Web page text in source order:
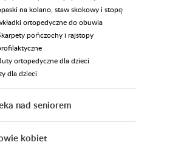
na kolano, staw skokowy i stopę
ortopedyczne do obuwia
pończochy i rajstopy
ortopedyczne dla dzieci
dla dzieci
nad seniorem
kobiet